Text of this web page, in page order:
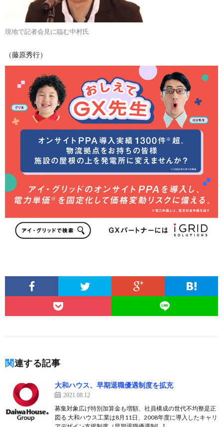
現地で記者会見に臨む中村氏
（藤原秀行）
関連する記事
大和ハウス、早期退職優遇制度を拡充
2021.08.12
募集対象広げ特別加算金も増額、社員構成の世代不均整是正
図る 大和ハウス工業は8月11日、2008年度に導入したキャリ